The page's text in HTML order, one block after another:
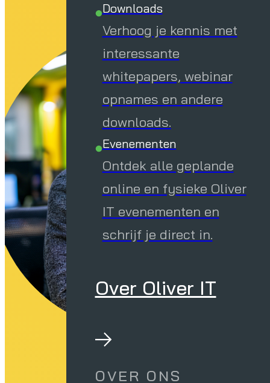
Downloads
Verhoog je kennis met
interessante
whitepapers, webinar
opnames en andere
downloads.
Evenementen
Ontdek alle geplande
online en fysieke Oliver
IT evenementen en
schrijf je direct in.
Over Oliver IT
OVER ONS